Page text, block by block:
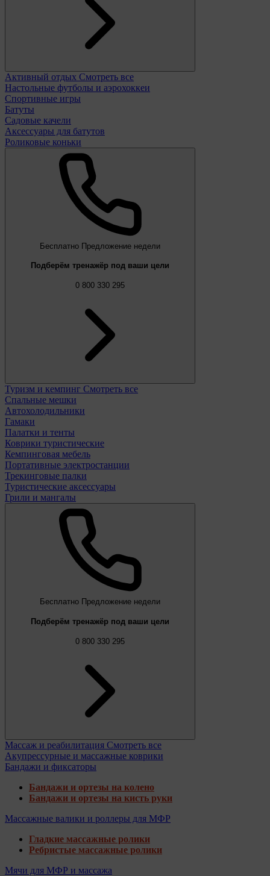
Активный отдых Смотреть все
Настольные футболы и аэрохоккеи
Спортивные игры
Батуты
Садовые качели
Аксессуары для батутов
Роликовые коньки
Бесплатно Предложение недели
Подберём тренажёр под ваши цели
0 800 330 295
Туризм и кемпинг Смотреть все
Спальные мешки
Автохолодильники
Гамаки
Палатки и тенты
Коврики туристические
Кемпинговая мебель
Портативные электростанции
Трекинговые палки
Туристические аксессуары
Грили и мангалы
Бесплатно Предложение недели
Подберём тренажёр под ваши цели
0 800 330 295
Массаж и реабилитация Смотреть все
Акупрессурные и массажные коврики
Бандажи и фиксаторы
Бандажи и ортезы на колено
Бандажи и ортезы на кисть руки
Массажные валики и роллеры для МФР
Гладкие массажные ролики
Ребристые массажные ролики
Мячи для МФР и массажа